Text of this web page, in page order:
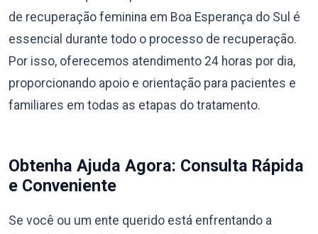
de recuperação feminina em Boa Esperança do Sul é
essencial durante todo o processo de recuperação.
Por isso, oferecemos atendimento 24 horas por dia,
proporcionando apoio e orientação para pacientes e
familiares em todas as etapas do tratamento.
Obtenha Ajuda Agora: Consulta Rápida
e Conveniente
Se você ou um ente querido está enfrentando a